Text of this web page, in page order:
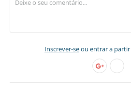
Inscrever-seou entrar a partir